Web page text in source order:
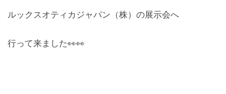
Lens
キッズ
ルックスオティカジャパン（株）の展示会へ
行って来ました👀👀